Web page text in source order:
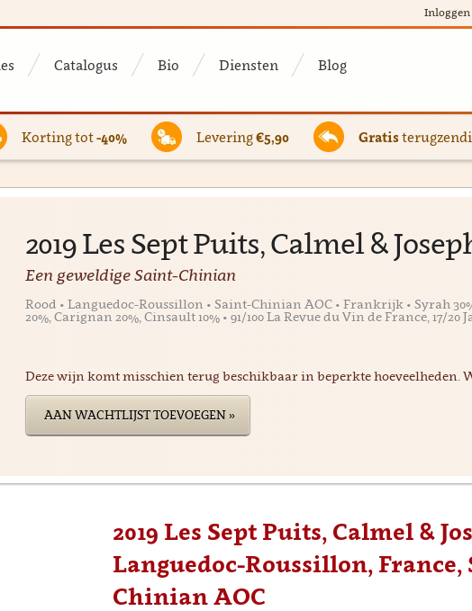
Inloggen
Catalogus Bio Diensten Blog
Korting tot-40% Levering€5,90 Gratis
2019 Les Sept Puits, Calmel &
Een geweldige Saint-Chinian
Rood • Languedoc-Roussillon • Saint-Chinian AOC • Frankrijk • Syrah
20%, Carignan 20%, Cinsault 10% • 91/100 La Revue du Vin de France, 17/20
Deze wijn komt misschien terug beschikbaar in beperkte hoeveelheden.
AAN WACHTLIJST TOEVOEGEN »
2019 Les Sept Puits, Calmel &
Languedoc-Roussillon, France,
Chinian AOC